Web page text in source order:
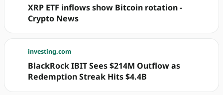
XRP ETF inflows show Bitcoin rotation -
Crypto News
investing.com
BlackRock IBIT Sees $214M Outflow as
Redemption Streak Hits $4.4B